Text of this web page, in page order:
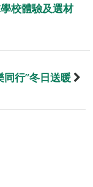
校體驗及選材
同行”冬日送暖